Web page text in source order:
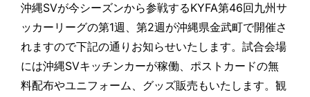
沖縄SVが今シーズンから参戦するKYFA第46回九州サ
ッカーリーグの第1週、第2週が沖縄県金武町で開催さ
れますので下記の通りお知らせいたします。試合会場
には沖縄SVキッチンカーが稼働、ポストカードの無
料配布やユニフォーム、グッズ販売もいたします。観